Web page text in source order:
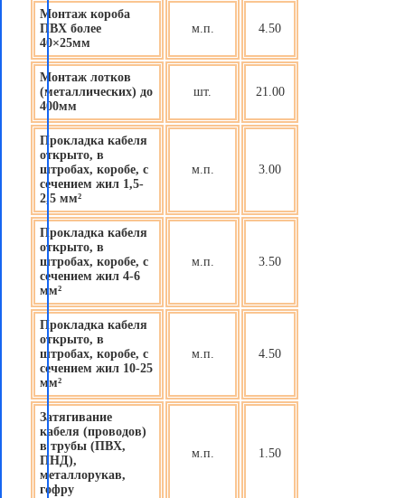
Монтаж короба
ПВХ более
40×25мм
м.п. 4.50
Монтаж лотков
(металлических) до
400мм
шт. 21.00
Прокладка кабеля
открыто, в
штробах, коробе, с
сечением жил 1,5-
2,5 мм²
м.п. 3.00
Прокладка кабеля
открыто, в
штробах, коробе, с
сечением жил 4-6
мм²
м.п. 3.50
Прокладка кабеля
открыто, в
штробах, коробе, с
сечением жил 10-25
мм²
м.п. 4.50
Затягивание
кабеля (проводов)
в трубы (ПВХ,
ПНД),
металлорукав,
гофру
м.п. 1.50